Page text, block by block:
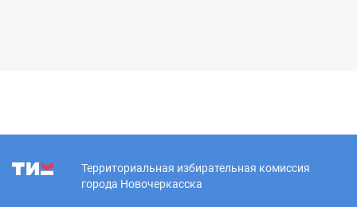
Территориальная избирательная комиссия
города Новочеркасска